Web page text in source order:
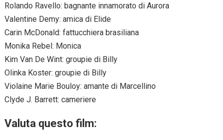
Rolando Ravello: bagnante innamorato di Aurora
Valentine Demy: amica di Elide
Carin McDonald: fattucchiera brasiliana
Monika Rebel: Monica
Kim Van De Wint: groupie di Billy
Olinka Koster: groupie di Billy
Violaine Marie Bouloy: amante di Marcellino
Clyde J. Barrett: cameriere
Valuta questo film: